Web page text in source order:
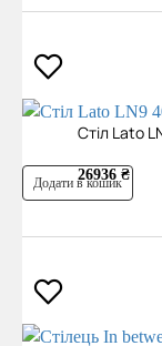
Cтіл Lato
26936 ₴
Додати в кошик